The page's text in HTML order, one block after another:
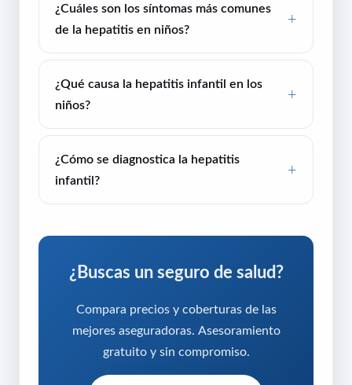
¿Cuáles son los síntomas más comunes
de la hepatitis en niños?
¿Qué causa la hepatitis infantil en los
niños?
¿Cómo se diagnostica la hepatitis
infantil?
¿Buscas un seguro de salud?
Compara precios y coberturas de las
mejores aseguradoras. Asesoramiento
gratuito y sin compromiso.